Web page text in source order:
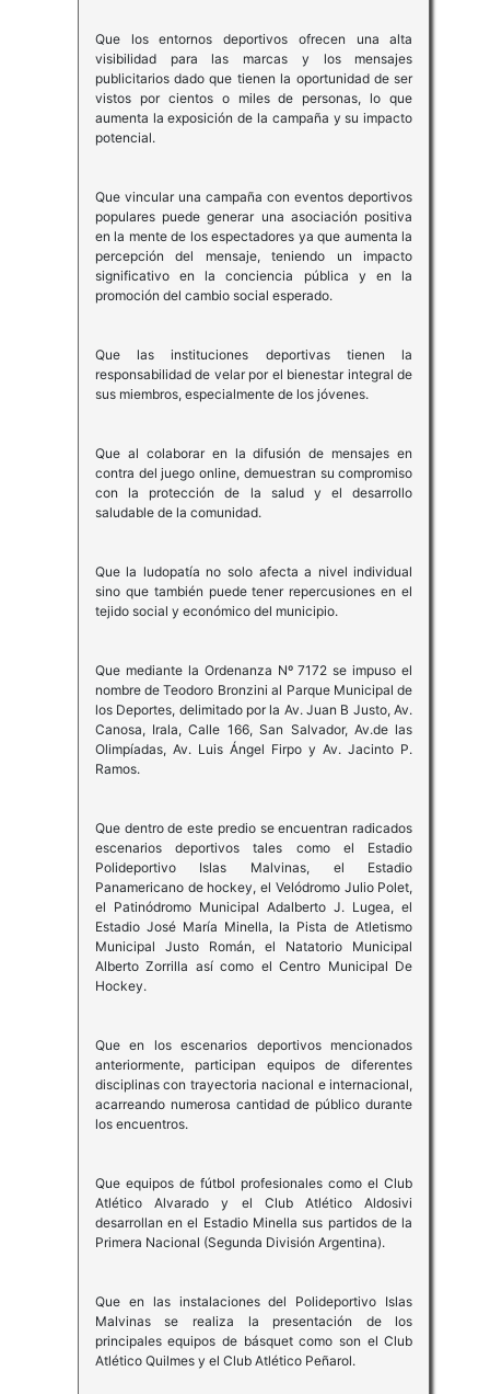
Que los entornos deportivos ofrecen una alta
visibilidad para las marcas y los mensajes
publicitarios dado que tienen la oportunidad de ser
vistos por cientos o miles de personas, lo que
aumenta la exposición de la campaña y su impacto
potencial.
Que vincular una campaña con eventos deportivos
populares puede generar una asociación positiva
en la mente de los espectadores ya que aumenta la
percepción del mensaje, teniendo un impacto
significativo en la conciencia pública y en la
promoción del cambio social esperado.
Que las instituciones deportivas tienen la
responsabilidad de velar por el bienestar integral de
sus miembros, especialmente de los jóvenes.
Que al colaborar en la difusión de mensajes en
contra del juego online, demuestran su compromiso
con la protección de la salud y el desarrollo
saludable de la comunidad.
Que la ludopatía no solo afecta a nivel individual
sino que también puede tener repercusiones en el
tejido social y económico del municipio.
Que mediante la Ordenanza Nº 7172 se impuso el
nombre de Teodoro Bronzini al Parque Municipal de
los Deportes, delimitado por la Av. Juan B Justo, Av.
Canosa, Irala, Calle 166, San Salvador, Av.de las
Olimpíadas, Av. Luis Ángel Firpo y Av. Jacinto P.
Ramos.
Que dentro de este predio se encuentran radicados
escenarios deportivos tales como el Estadio
Polideportivo Islas Malvinas, el Estadio
Panamericano de hockey, el Velódromo Julio Polet,
el Patinódromo Municipal Adalberto J. Lugea, el
Estadio José María Minella, la Pista de Atletismo
Municipal Justo Román, el Natatorio Municipal
Alberto Zorrilla así como el Centro Municipal De
Hockey.
Que en los escenarios deportivos mencionados
anteriormente, participan equipos de diferentes
disciplinas con trayectoria nacional e internacional,
acarreando numerosa cantidad de público durante
los encuentros.
Que equipos de fútbol profesionales como el Club
Atlético Alvarado y el Club Atlético Aldosivi
desarrollan en el Estadio Minella sus partidos de la
Primera Nacional (Segunda División Argentina).
Que en las instalaciones del Polideportivo Islas
Malvinas se realiza la presentación de los
principales equipos de básquet como son el Club
Atlético Quilmes y el Club Atlético Peñarol.